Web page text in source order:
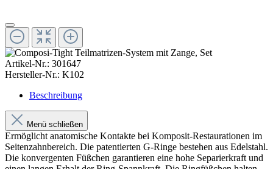
Artikel-Nr.: 301647
Hersteller-Nr.: K102
Beschreibung
Menü schließen
Ermöglicht anatomische Kontakte bei Komposit-Restaurationen im
Seitenzahnbereich. Die patentierten G-Ringe bestehen aus Edelstahl.
Die konvergenten Füßchen garantieren eine hohe Separierkraft und